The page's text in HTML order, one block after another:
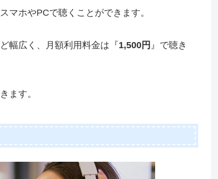
マホやPCで聴くことができます。
幅広く、月額利用料金は『1,500円 』で聴き
ます。